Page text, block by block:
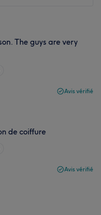
The guys are very
Avis vérifié
de coiffure
Avis vérifié